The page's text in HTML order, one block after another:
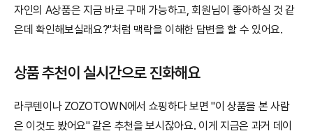
자인의 A상품은 지금 바로 구매 가능하고, 회원님이 좋아하실 것 같
은데 확인해보실래요?"처럼 맥락을 이해한 답변을 할 수 있어요.
상품 추천이 실시간으로 진화해요
라쿠텐이나 ZOZOTOWN에서 쇼핑하다 보면 "이 상품을 본 사람
은 이것도 봤어요" 같은 추천을 보시잖아요. 이게 지금은 과거 데이